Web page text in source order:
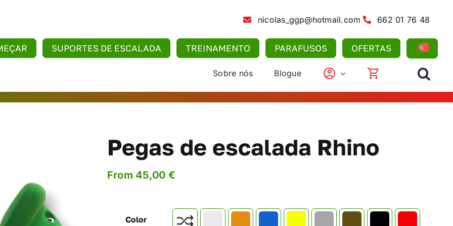
nicolas_ggp@hotmail.com 662 01 76 48
SUPORTES DE ESCALADA TREINAMENTO PARAFUSOS OFERTAS
Sobre nós Blogue
Pegas de escalada Rhino
From 45,00 €
Color